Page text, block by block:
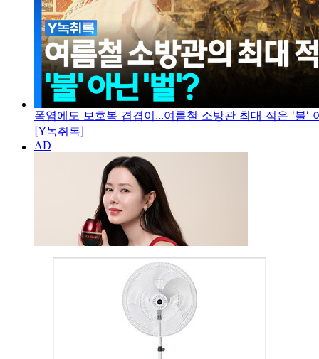
폭염에도 보호복 겹겹이...여름철 소방관 최대 적은 '불'
[Y녹취록]